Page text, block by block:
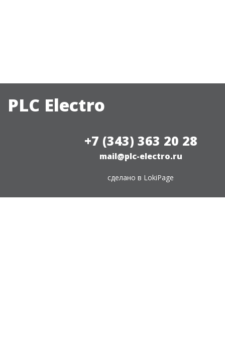
PLC Electro
+7 (343) 363 20 28
mail@plc-electro.ru
сделано в LokiPage